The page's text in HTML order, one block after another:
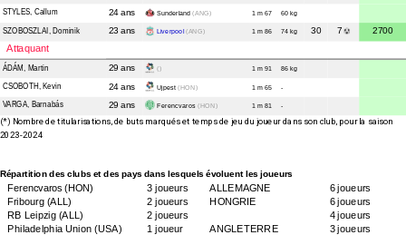
STYLES, Callum 24 ans Sunderland(ANG) 1 m 67 60 kg
SZOBOSZLAI , Dominik 23 ans Liverpool (ANG) 1 m 86 74 kg 30 7 2700
Attaquant
ÁDÁM , Martin 29 ans () 1 m 91 86 kg
CSOBOTH, Kevin 24 ans Ujpest(HON) 1 m 65 -
VARGA, Barnabás 29 ans Ferencvaros (HON) 1 m 81 -
(*) Nombre de titularisations, de buts marqués et temps de jeu du joueur dans son club, pour la saison
2023-2024
Répartition des clubs et des pays dans lesquels évoluent les joueurs
Ferencvaros(HON)
3 joueurs
Fribourg (ALL)
2 joueurs
RB Leipzig (ALL)
2 joueurs
Philadelphia Union(USA)
1 joueur
ALLEMAGNE
6 joueurs
HONGRIE
6 joueurs
4 joueurs
ANGLETERRE
3 joueurs